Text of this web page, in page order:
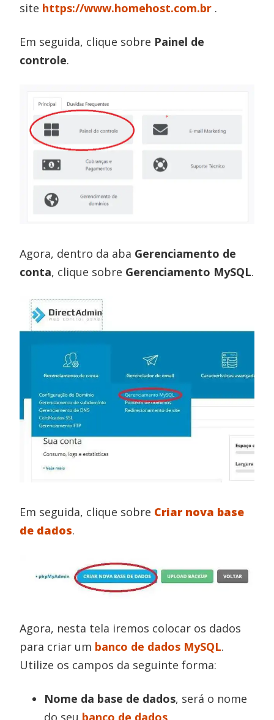
site https://www.homehost.com.br .
Em seguida, clique sobre Painel de
controle.
Agora, dentro da aba Gerenciamento de
conta, clique sobre Gerenciamento MySQL.
Em seguida, clique sobre Criar nova base
de dados.
Agora, nesta tela iremos colocar os dados
para criar um banco de dados MySQL.
Utilize os campos da seguinte forma:
Nome da base de dados, será o nome
do seu banco de dados.